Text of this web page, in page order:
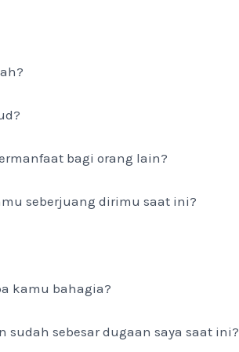
bagi orang lain?
seberjuang dirimu saat ini?
kamu bahagia?
sebesar dugaan saya saat ini?